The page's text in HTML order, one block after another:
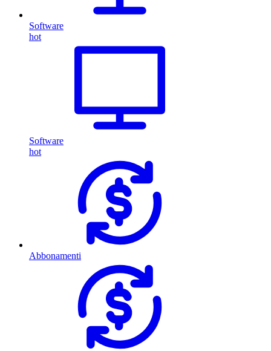
Software
hot
Software
hot
Abbonamenti